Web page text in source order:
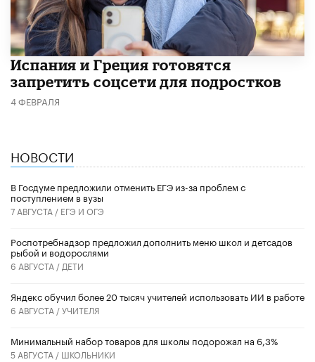
Испания и Греция готовятся
запретить соцсети для подростков
4 ФЕВРАЛЯ
НОВОСТИ
В Госдуме предложили отменить ЕГЭ из-за проблем с
поступлением в вузы
7 АВГУСТА / ЕГЭ И ОГЭ
Роспотребнадзор предложил дополнить меню школ и детсадов
рыбой и водорослями
6 АВГУСТА / ДЕТИ
​Яндекс обучил более 20 тысяч учителей использовать ИИ в работе
6 АВГУСТА /УЧИТЕЛЯ
Минимальный набор товаров для школы подорожал на 6,3%
5 АВГУСТА / ШКОЛЬНИКИ